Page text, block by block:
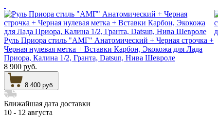
Руль Приора стиль "АМГ" Анатомический + Черная строчка +
Черная нулевая метка + Вставки Карбон, Экокожа для Лада
Приора, Калина 1/2, Гранта, Datsun, Нива Шевроле
8 900 руб.
8 400 руб.
Ближайшая дата доставки
10 - 12 августа